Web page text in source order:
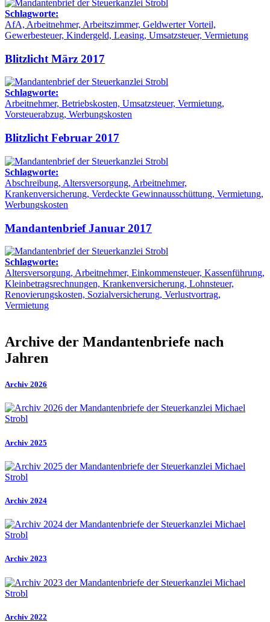
Schlagworte:
AfA, Arbeitnehmer, Arbeitszimmer, Geldwerter Vorteil,
Gewerbesteuer, Kindergeld, Leasing, Umsatzsteuer, Vermietung
Blitzlicht März 2017
Schlagworte:
Arbeitnehmer, Betriebskosten, Umsatzsteuer, Vermietung,
Vorsteuerabzug, Werbungskosten
Blitzlicht Februar 2017
Schlagworte:
Abschreibung, Altersversorgung, Arbeitnehmer,
Krankenversicherung, Verdeckte Gewinnausschüttung, Vermietung,
Werbungskosten
Mandantenbrief Januar 2017
Schlagworte:
Altersversorgung, Arbeitnehmer, Einkommensteuer, Kassenführung,
Kleinbetragsrechnungen, Krankenversicherung, Lohnsteuer,
Renovierungskosten, Sozialversicherung, Verlustvortrag,
Vermietung
Archive der Mandantenbriefe nach
Jahren
Archiv 2026
Archiv 2025
Archiv 2024
Archiv 2023
Archiv 2022